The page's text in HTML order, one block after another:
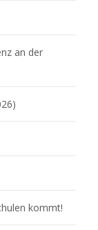
an der
kommt!